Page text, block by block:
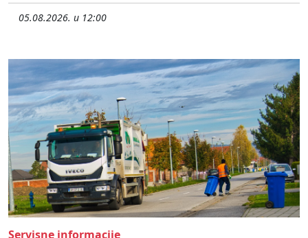
05.08.2026. u 12:00
Servisne informacije